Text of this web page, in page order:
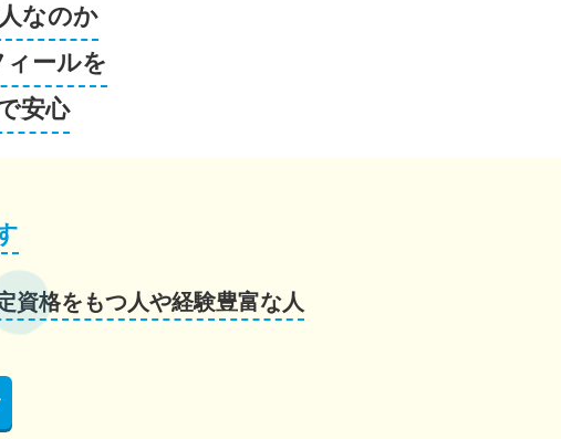
なのか
ールを
安心
資格をもつ人や経験豊富な人